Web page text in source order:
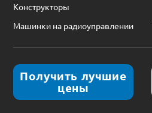
Конструкторы
Машинки на радиоуправлении
Получить лучшие
цены